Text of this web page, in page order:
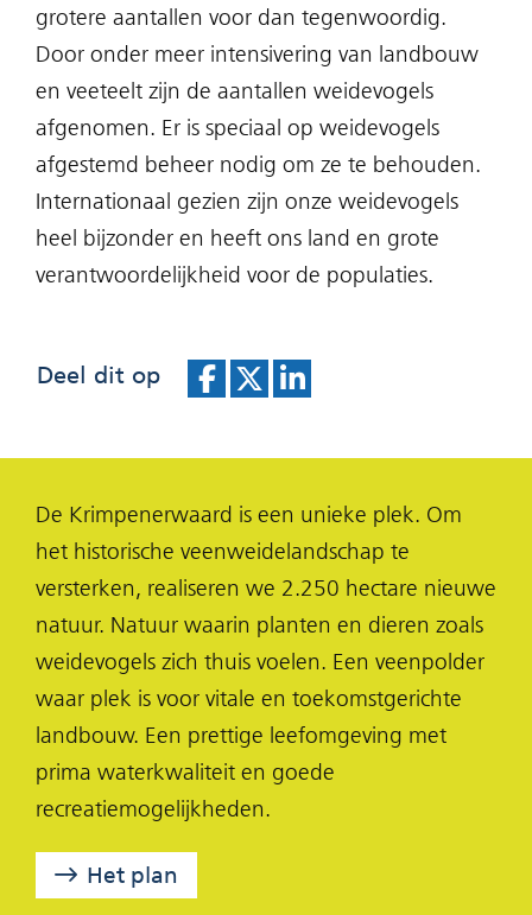
grotere aantallen voor dan tegenwoordig.
Door onder meer intensivering van landbouw
en veeteelt zijn de aantallen weidevogels
afgenomen. Er is speciaal op weidevogels
afgestemd beheer nodig om ze te behouden.
Internationaal gezien zijn onze weidevogels
heel bijzonder en heeft ons land en grote
verantwoordelijkheid voor de populaties.
Deel dit op
e
e
n
o
p
F
a
c
e
b
o
o
e
e
n
o
p
X
(opent
in
nieuw
venster)
e
e
n
o
p
L
i
n
k
De Krimpenerwaard is een unieke plek. Om
het historische veenweidelandschap te
versterken, realiseren we 2.250 hectare nieuwe
natuur. Natuur waarin planten en dieren zoals
weidevogels zich thuis voelen. Een veenpolder
waar plek is voor vitale en toekomstgerichte
landbouw. Een prettige leefomgeving met
prima waterkwaliteit en goede
recreatiemogelijkheden.
Het plan